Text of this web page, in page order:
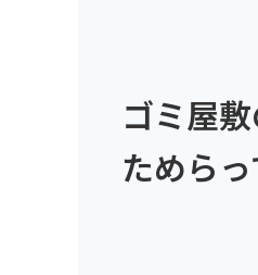
ゴミ屋
ためら